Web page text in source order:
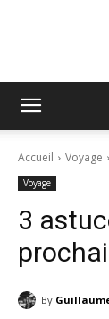
Accueil Voyage
Voyage
3
By